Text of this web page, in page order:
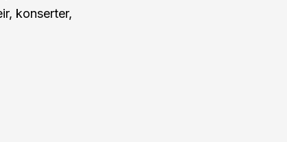
konserter,